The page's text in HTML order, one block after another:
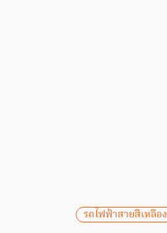
รถไฟฟ้าสายสีเหลือง